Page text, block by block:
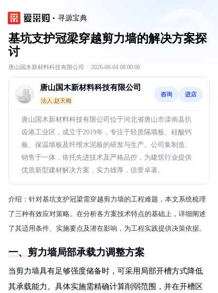
寻源宝典
基坑支护冠梁穿越剪力墙的解决方案探
讨
唐山国木新材料科技有限公司 · 2026-08-04 08:00:00
唐山国木新材料科技有限公司
法人:赵天梅
咨询 进店
唐山国木新材料科技有限公司位于河北省唐山市滦南县扒
齿港工业区，成立于2019年，专注于轻质隔墙板、硅酸钙
板、保温墙板及纤维水泥板的研发与生产。公司集制造、
销售于一体，依托先进技术及严格品控，为建筑行业提供
优质新型建材解决方案，实力雄厚，信誉卓著。
介绍： 针对基坑支护冠梁需穿越剪力墙的工程难题，本文系统梳理
了三种有效应对策略。在分析各方案技术特点的基础上，详细阐述
了其适用条件、实施要点及潜在影响，为工程实践提供决策依据。
一、剪力墙局部承载力调整方案
当剪力墙具有足够强度储备时，可采用局部开槽方式降低
其承载能力。具体实施需精确计算削弱范围，并在开槽区